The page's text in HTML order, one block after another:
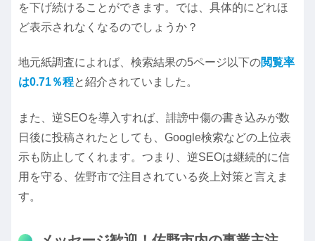
を下げ続けることができます。では、具体的にどれほ
ど表示されなくなるのでしょうか？
地元紙調査によれば、検索結果の5ページ以下の閲覧率
は0.71％程と紹介されていました。
また、逆SEOを導入すれば、誹謗中傷の書き込みが数
日後に投稿されたとしても、Google検索などの上位表
示も防止してくれます。つまり、逆SEOは継続的に信
用を守る、佐野市で注目されている炎上対策と言えま
す。